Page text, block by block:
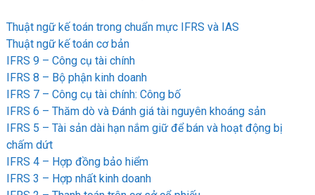
Thuật ngữ kế toán trong chuẩn mực IFRS và IAS
Thuật ngữ kế toán cơ bản
IFRS 9 – Công cụ tài chính
IFRS 8 – Bộ phận kinh doanh
IFRS 7 – Công cụ tài chính: Công bố
IFRS 6 – Thăm dò và Đánh giá tài nguyên khoáng sản
IFRS 5 – Tài sản dài hạn nắm giữ để bán và hoạt động bị
chấm dứt
IFRS 4 – Hợp đồng bảo hiểm
IFRS 3 – Hợp nhất kinh doanh